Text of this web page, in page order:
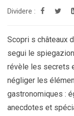
Dividere :
Scopri s châteaux
segui le
révèle les secrets
négliger les
gastronomiques :
anecdotes et